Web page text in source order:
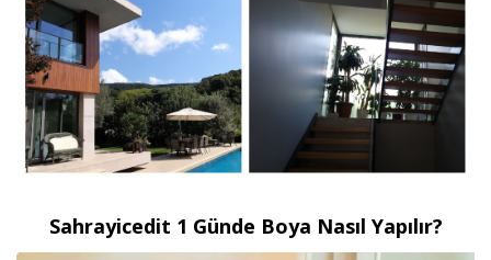
Sahrayicedit 1 Günde Boya Nasıl Yapılır?